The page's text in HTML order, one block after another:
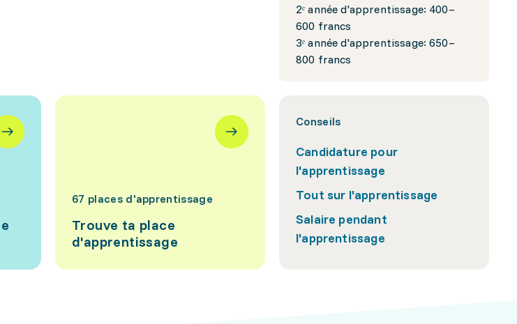
2ᵉ année d'apprentissage: 400–
600 francs
3ᵉ année d'apprentissage: 650–
800 francs
67 places d'apprentissage
Trouve ta place
d'apprentissage
Conseils
Candidature pour
l'apprentissage
Tout sur l'apprentissage
Salaire pendant
l'apprentissage